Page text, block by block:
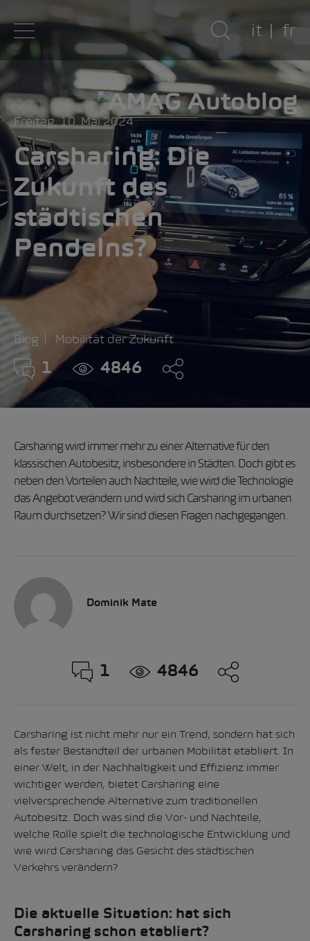
it fr
Freitag, 10. Mai 2024
Carsharing: Die
Zukunft des
städtischen
Pendelns?
Blog Mobilität der Zukunft
1 4846
Carsharing wird immer mehr zu einer Alternative für den
klassischen Autobesitz, insbesondere in Städten. Doch gibt es
neben den Vorteilen auch Nachteile, wie wird die Technologie
das Angebot verändern und wird sich Carsharing im urbanen
Raum durchsetzen? Wir sind diesen Fragen nachgegangen.
Dominik Mate
1 4846
Carsharing ist nicht mehr nur ein Trend, sondern hat sich
als fester Bestandteil der urbanen Mobilität etabliert. In
einer Welt, in der Nachhaltigkeit und Effizienz immer
wichtiger werden, bietet Carsharing eine
vielversprechende Alternative zum traditionellen
Autobesitz. Doch was sind die Vor- und Nachteile,
welche Rolle spielt die technologische Entwicklung und
wie wird Carsharing das Gesicht des städtischen
Verkehrs verändern?
Die aktuelle Situation: hat sich
Carsharing schon etabliert?